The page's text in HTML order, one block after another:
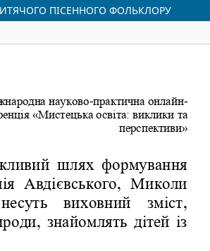
ПІСЕННОГО ФОЛЬКЛОРУ